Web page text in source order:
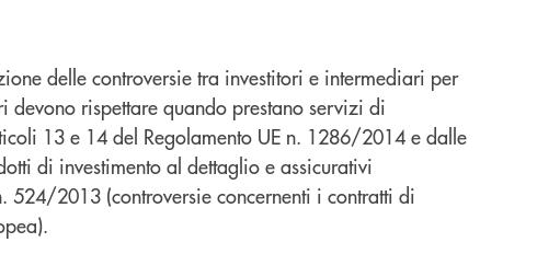
delle controversie tra investitori e intermediari per
rispettare quando prestano servizi di
13 e 14 del Regolamento UE n. 1286/2014 e dalle
di investimento al dettaglio e assicurativi
524/2013 (controversie concernenti i contratti di